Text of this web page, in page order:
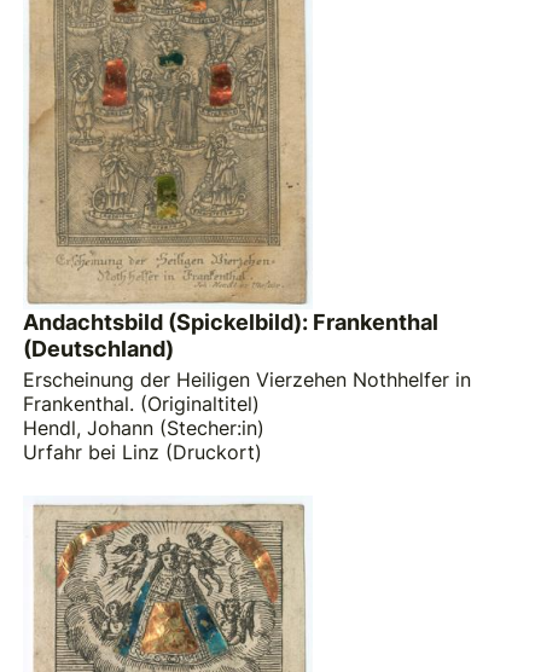
Andachtsbild (Spickelbild): Frankenthal
(Deutschland)
Erscheinung der Heiligen Vierzehen Nothhelfer in
Frankenthal. (Originaltitel)
Hendl, Johann (Stecher:in)
Urfahr bei Linz (Druckort)